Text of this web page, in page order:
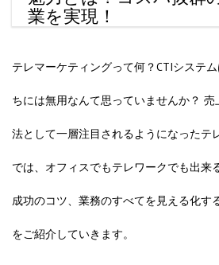
業を実現！
テレマーケティングって何？CTIシステ
ちには無用なんて思っていませんか？
法として一層注目されるようになったテ
では、オフィスでもテレワークでも出来
成功のコツ、業務のすべてを見える化す
をご紹介していきます。